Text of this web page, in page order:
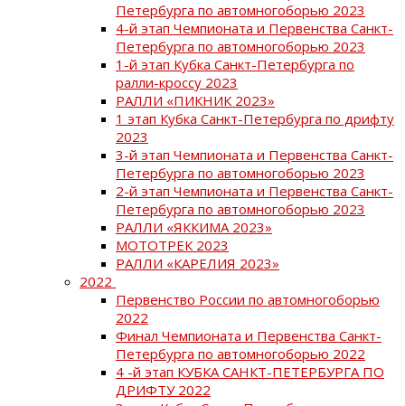
Петербурга по автомногоборью 2023
4-й этап Чемпионата и Первенства Санкт-
Петербурга по автомногоборью 2023
1-й этап Кубка Санкт-Петербурга по
ралли-кроссу 2023
РАЛЛИ «ПИКНИК 2023»
1 этап Кубка Санкт-Петербурга по дрифту
2023
3-й этап Чемпионата и Первенства Санкт-
Петербурга по автомногоборью 2023
2-й этап Чемпионата и Первенства Санкт-
Петербурга по автомногоборью 2023
РАЛЛИ «ЯККИМА 2023»
МОТОТРЕК 2023
РАЛЛИ «КАРЕЛИЯ 2023»
2022
Первенство России по автомногоборью
2022
Финал Чемпионата и Первенства Санкт-
Петербурга по автомногоборью 2022
4 -й этап КУБКА САНКТ-ПЕТЕРБУРГА ПО
ДРИФТУ 2022